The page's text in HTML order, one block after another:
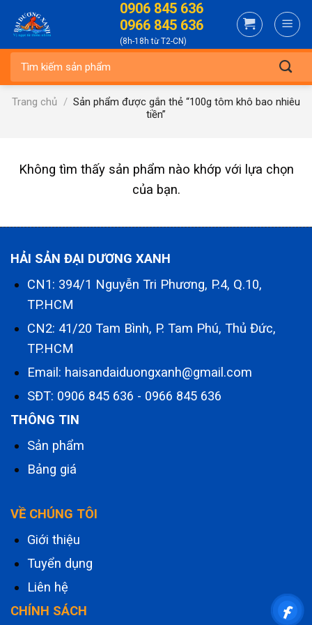
content
0906 845 636
0966 845 636
(8h-18h từ T2-CN)
Trang chủ / Sản phẩm được gắn thẻ “100g tôm khô bao nhiêu
tiền”
Không tìm thấy sản phẩm nào khớp với lựa chọn
của bạn.
HẢI SẢN ĐẠI DƯƠNG XANH
CN1: 394/1 Nguyễn Tri Phương, P.4, Q.10,
TP.HCM
CN2: 41/20 Tam Bình, P. Tam Phú, Thủ Đức,
TP.HCM
Email: haisandaiduongxanh@gmail.com
SĐT: 0906 845 636 - 0966 845 636
THÔNG TIN
Sản phẩm
Bảng giá
VỀ CHÚNG TÔI
Giới thiệu
Tuyển dụng
Liên hệ
CHÍNH SÁCH